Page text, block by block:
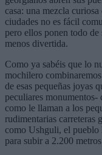
casa: una mezcla
ciudades no es fácil
pero ellos ponen todo
menos divertida.
Como ya sabéis que lo
mochilero
de esas pequeñas joyas
peculiares monumentos-
como le llaman a los
rudimentarias carreteras
como Ushguli, el pueblo
para subir a 2.200